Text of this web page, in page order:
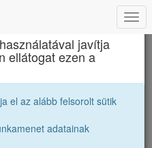
Líceum
Almási Ildikó
javítja
ellátogat ezen a
el az alább felsorolt sütik
adatainak